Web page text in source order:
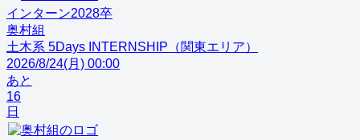
インターン2028卒
奥村組
土木系 5Days INTERNSHIP（関東エリア）
2026/8/24(月) 00:00
あと
16
日